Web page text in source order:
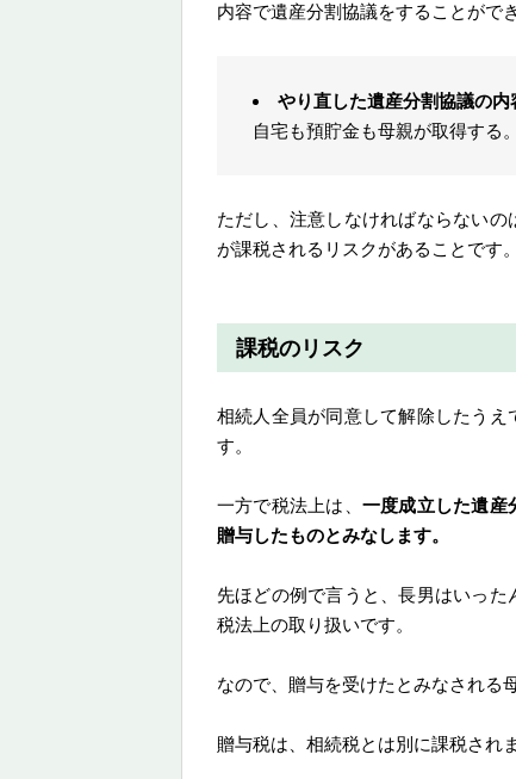
内容で遺産分割協議をすることがで
やり直した遺産分割協議の内
自宅も預貯金も母親が取得する。
ただし、注意しなければならない
が課税されるリスクがあることです。
課税のリスク
相続人全員が同意して解除したう
す。
一方で税法上は、 一度成立した遺産
贈与したものとみなします。
先ほどの例で言うと、長男はいっ
税法上の取り扱いです。
なので、贈与を受けたとみなされる
贈与税は、相続税とは別に課税されま